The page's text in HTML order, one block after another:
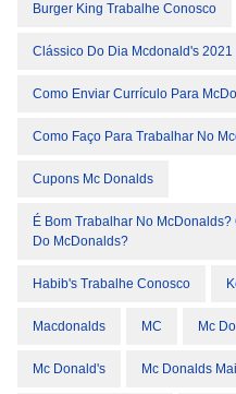
Burger King Trabalhe Conosco
Clássico Do Dia Mcdonald's 2021
Como Enviar Currículo Para
Como Faço Para Trabalhar No
Cupons Mc Donalds
É Bom Trabalhar No
Do McDonalds?
Habib's Trabalhe Conosco
Macdonalds MC Mc
Mc Donald's Mc Donalds